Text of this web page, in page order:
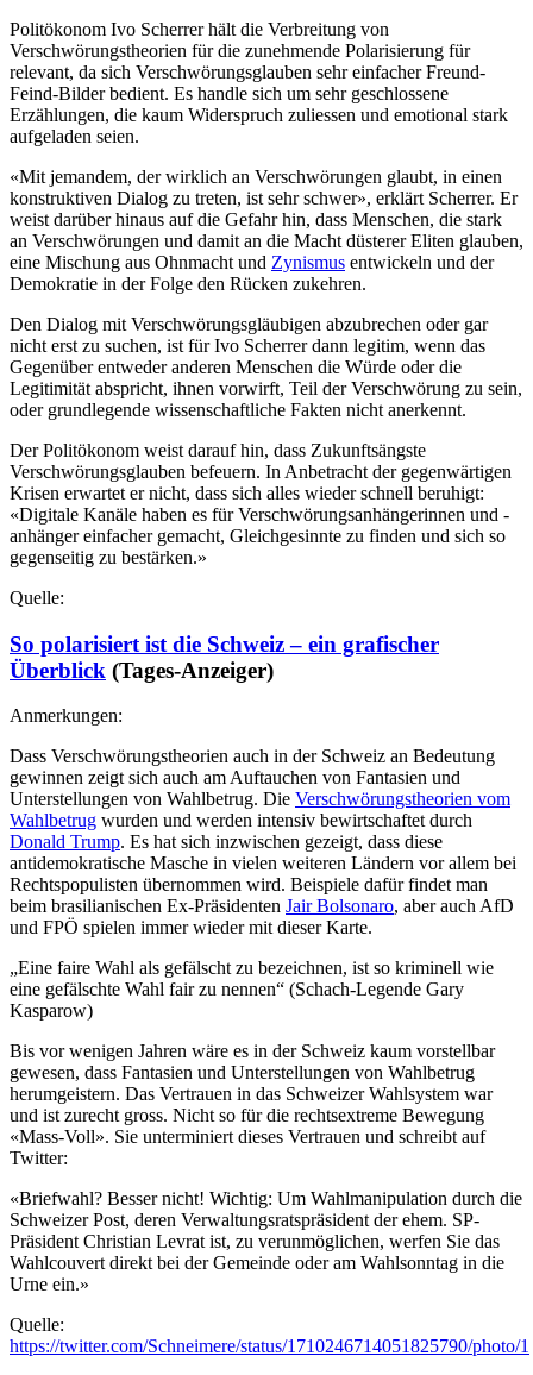
Politökonom Ivo Scherrer hält die Verbreitung von
Verschwörungstheorien für die zunehmende Polarisierung für
relevant, da sich Verschwörungsglauben sehr einfacher Freund-
Feind-Bilder bedient. Es handle sich um sehr geschlossene
Erzählungen, die kaum Widerspruch zuliessen und emotional stark
aufgeladen seien.
«Mit jemandem, der wirklich an Verschwörungen glaubt, in einen
konstruktiven Dialog zu treten, ist sehr schwer», erklärt Scherrer. Er
weist darüber hinaus auf die Gefahr hin, dass Menschen, die stark
an Verschwörungen und damit an die Macht düsterer Eliten glauben,
eine Mischung aus Ohnmacht und Zynismus entwickeln und der
Demokratie in der Folge den Rücken zukehren.
Den Dialog mit Verschwörungsgläubigen abzubrechen oder gar
nicht erst zu suchen, ist für Ivo Scherrer dann legitim, wenn das
Gegenüber entweder anderen Menschen die Würde oder die
Legitimität abspricht, ihnen vorwirft, Teil der Verschwörung zu sein,
oder grundlegende wissenschaftliche Fakten nicht anerkennt.
Der Politökonom weist darauf hin, dass Zukunftsängste
Verschwörungsglauben befeuern. In Anbetracht der gegenwärtigen
Krisen erwartet er nicht, dass sich alles wieder schnell beruhigt:
«Digitale Kanäle haben es für Verschwörungsanhängerinnen und -
anhänger einfacher gemacht, Gleichgesinnte zu finden und sich so
gegenseitig zu bestärken.»
Quelle:
So polarisiert ist die Schweiz – ein grafischer
Überblick (Tages-Anzeiger)
Anmerkungen:
Dass Verschwörungstheorien auch in der Schweiz an Bedeutung
gewinnen zeigt sich auch am Auftauchen von Fantasien und
Unterstellungen von Wahlbetrug. Die Verschwörungstheorien vom
Wahlbetrug wurden und werden intensiv bewirtschaftet durch
Donald Trump. Es hat sich inzwischen gezeigt, dass diese
antidemokratische Masche in vielen weiteren Ländern vor allem bei
Rechtspopulisten übernommen wird. Beispiele dafür findet man
beim brasilianischen Ex-Präsidenten Jair Bolsonaro, aber auch AfD
und FPÖ spielen immer wieder mit dieser Karte.
„Eine faire Wahl als gefälscht zu bezeichnen, ist so kriminell wie
eine gefälschte Wahl fair zu nennen“ (Schach-Legende Gary
Kasparow)
Bis vor wenigen Jahren wäre es in der Schweiz kaum vorstellbar
gewesen, dass Fantasien und Unterstellungen von Wahlbetrug
herumgeistern. Das Vertrauen in das Schweizer Wahlsystem war
und ist zurecht gross. Nicht so für die rechtsextreme Bewegung
«Mass-Voll». Sie unterminiert dieses Vertrauen und schreibt auf
Twitter:
«Briefwahl? Besser nicht! Wichtig: Um Wahlmanipulation durch die
Schweizer Post, deren Verwaltungsratspräsident der ehem. SP-
Präsident Christian Levrat ist, zu verunmöglichen, werfen Sie das
Wahlcouvert direkt bei der Gemeinde oder am Wahlsonntag in die
Urne ein.»
Quelle:
https://twitter.com/Schneimere/status/1710246714051825790/photo/1